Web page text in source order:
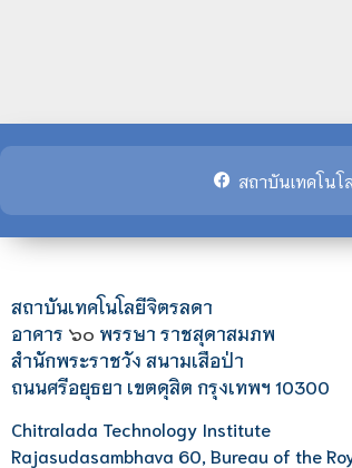
สถาบันเทคโนโ
สถาบันเทคโนโลยีจิตรลดา
อาคาร ๖๐ พรรษา ราชสุดาสมภพ
สำนักพระราชวัง สนามเสือป่า
ถนนศรีอยุธยา เขตดุสิต กรุงเทพฯ 10300
Chitralada Technology Institute
Rajasudasambhava 60, Bureau of the